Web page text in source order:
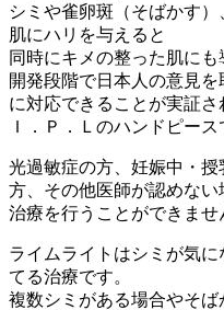
シミや雀卵斑（そばかす）
肌にハリを与えると
同時にキメの整った肌にも
開発段階で日本人の意見
に対応できることが実証さ
Ｉ．Ｐ．Ｌのハンドピース
光過敏症の方、妊娠中・
方、その他医師が認めない
治療を行うことができませ
ライムライトはシミが気
てる治療です。
複数シミがある場合やそば